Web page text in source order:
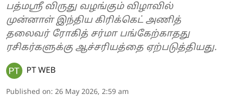
பத்மஸ்ரீ விருது வழங்கும் விழாவில்
முன்னாள் இந்திய கிரிக்கெட் அணித்
தலைவர் ரோகித் சர்மா பங்கேற்காதது
ரசிகர்களுக்கு ஆச்சரியத்தை ஏற்படுத்தியது.
PT WEB
Published on: 26 May 2026, 2:59 am